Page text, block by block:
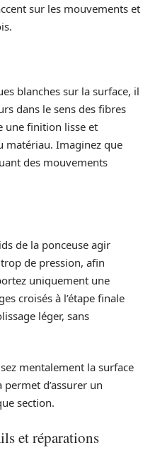
sur les mouvements et
blanches sur la surface, il
dans le sens des fibres
une finition lisse et
matériau. Imaginez que
des mouvements
de la ponceuse agir
de pression, afin
uniquement une
croisés à l’étape finale
léger, sans
mentalement la surface
d’assurer un
section.
et réparations